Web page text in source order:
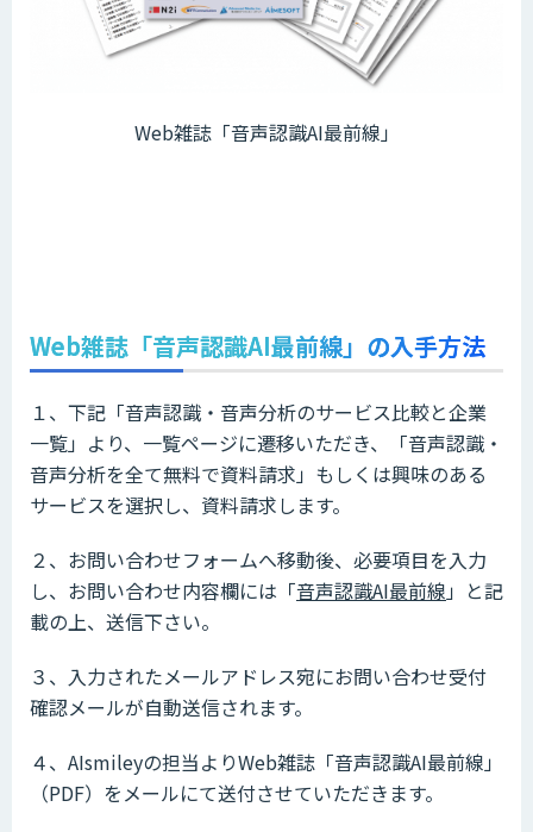
Web雑誌「音声認識AI最前線」
Web雑誌「音声認識AI最前線」の入手方法
１、下記「音声認識・音声分析のサービス比較と企業
一覧」より、一覧ページに遷移いただき、「音声認識・
音声分析を全て無料で資料請求」もしくは興味のある
サービスを選択し、資料請求します。
２、お問い合わせフォームへ移動後、必要項目を入力
し、お問い合わせ内容欄には「音声認識AI最前線」と記
載の上、送信下さい。
３、入力されたメールアドレス宛にお問い合わせ受付
確認メールが自動送信されます。
４、AIsmileyの担当よりWeb雑誌「音声認識AI最前線」
（PDF）をメールにて送付させていただきます。